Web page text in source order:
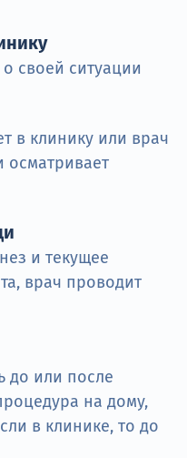
своей ситуации
в клинику или врач
осматривает
и текущее
врач проводит
до или после
на дому,
в клинике, то до